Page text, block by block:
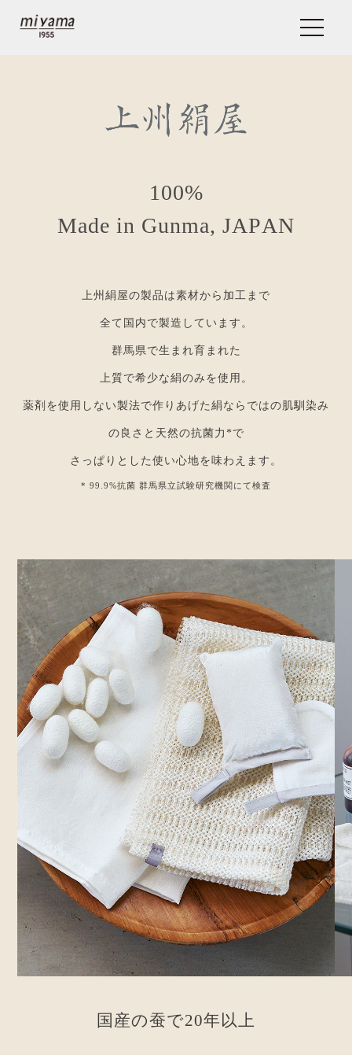
1 00%
Made in Gunma, JAPAN
上州絹屋の製品は素材から加工まで
全て国内で製造しています。
群馬県で生まれ育まれた
上質で希少な絹のみを使用。
薬剤を使用しない製法で作りあげた絹ならではの肌馴染み
の良さと天然の抗菌力*で
さっぱりとした使い心地を味わえます。
* 99.9%抗菌 群馬県立試験研究機関にて検査
国 産の蚕で20年 以上